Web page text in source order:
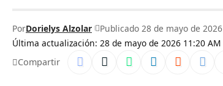
Última actualización: 28 de mayo de 2026 11:20 AM
PorDorielys Alzolar Publicado 28 de mayo de 2026
Compartir